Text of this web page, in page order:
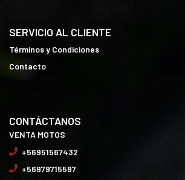
SERVICIO AL CLIENTE
Términos y Condiciones
Contacto
CONTÁCTANOS
VENTA MOTOS
+56951567432
+56979715597